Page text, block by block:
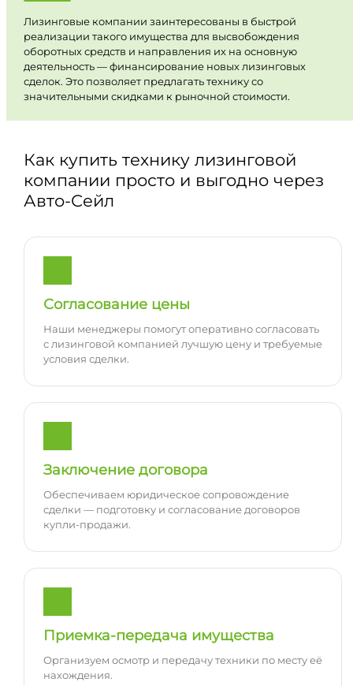
Лизинговые компании заинтересованы в быстрой
реализации такого имущества для высвобождения
оборотных средств и направления их на основную
деятельность — финансирование новых лизинговых
сделок. Это позволяет предлагать технику со
значительными скидками к рыночной стоимости.
Как купить технику лизинговой
компании просто и выгодно через
Авто-Сейл
Согласование цены
Наши менеджеры помогут оперативно согласовать
с лизинговой компанией лучшую цену и требуемые
условия сделки.
Заключение договора
Обеспечиваем юридическое сопровождение
сделки — подготовку и согласование договоров
купли-продажи.
Приемка-передача имущества
Организуем осмотр и передачу техники по месту её
нахождения.